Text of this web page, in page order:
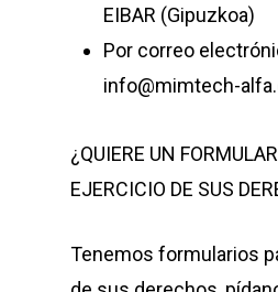
EIBAR (Gipuzkoa)
Por correo
info@mimtech-
¿QUIERE UN
EJERCICIO DE SUS
Tenemos formularios